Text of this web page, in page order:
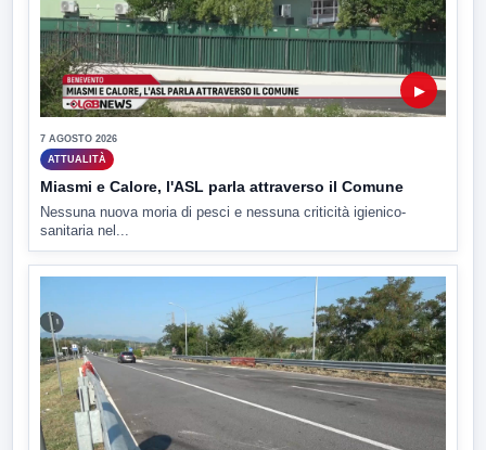
▶
7 AGOSTO 2026
ATTUALITÀ
Miasmi e Calore, l'ASL parla attraverso il Comune
Nessuna nuova moria di pesci e nessuna criticità igienico-
sanitaria nel...